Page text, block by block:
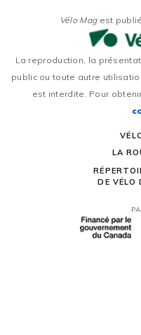
Vélo Magest
La reproduction, la
public ou toute autre
est interdite. Pour
LA
DE VÉLO